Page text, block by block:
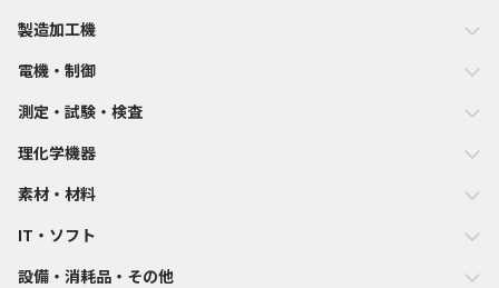
製造加工機
電機・制御
測定・試験・検査
理化学機器
素材・材料
IT・ソフト
設備・消耗品・その他